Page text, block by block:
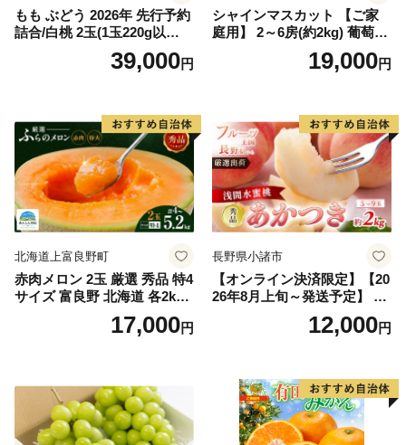
もも ぶどう 2026年 先行予約
詰合/白桃 2玉(1玉220g以
上)・シャインマスカット 晴
39,000円
シャインマスカット 【ご家
庭用】 2～6房(約2kg) 葡萄 ぶ
どう ブドウ フルーツ 果物 く
だもの 果実 旬の果物 旬のフ
19,000円
北海道上富良野町
赤肉メロン 2玉 厳選 秀品 特4
サイズ 富良野 北海道 各2kg
～2.6kg 2玉 セット ファーム
富良野 メロン めろん 果物 く
17,000円
長野県小諸市
【オンライン決済限定】【20
26年8月上旬～発送予定】 先
行予約 「浅間水蜜桃プレミ
アム」 もも あかつき 秀品 約
果肉 長野県産 小諸市
12,000円